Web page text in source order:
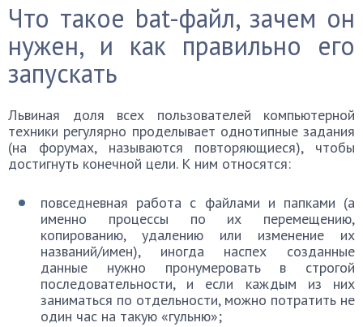
Что такое bat-файл, зачем он
нужен, и как правильно его
запускать
Львиная доля всех пользователей компьютерной
техники регулярно проделывает однотипные задания
(на форумах, называются повторяющиеся), чтобы
достигнуть конечной цели. К ним относятся:
повседневная работа с файлами и папками (а
именно процессы по их перемещению,
копированию, удалению или изменение их
названий/имен), иногда наспех созданные
данные нужно пронумеровать в строгой
последовательности, и если каждым из них
заниматься по отдельности, можно потратить не
один час на такую «гульню»;